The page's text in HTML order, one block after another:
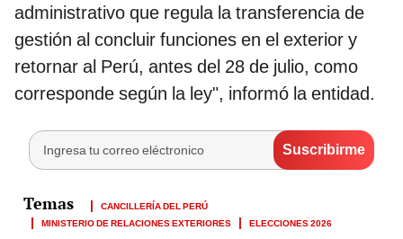
administrativo que regula la transferencia de
gestión al concluir funciones en el exterior y
retornar al Perú, antes del 28 de julio, como
corresponde según la ley", informó la entidad.
CANCILLERÍA DEL PERÚ
MINISTERIO DE RELACIONES EXTERIORES
ELECCIONES 2026